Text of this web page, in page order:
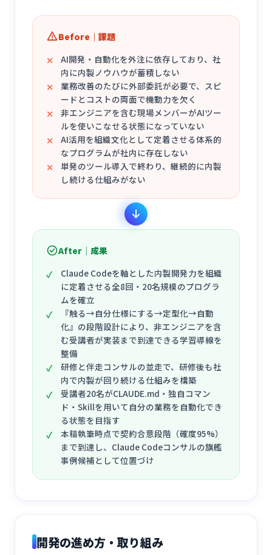
Before｜課題
AI開発・自動化を外注に依存しており、社
内に内製ノウハウが蓄積しない
業務改善のたびに外部委託が必要で、スピ
ードとコストの両面で機動力を欠く
非エンジニアを含む現場メンバーがAIツー
ルを使いこなせる状態になっていない
AI活用を組織文化として定着させる体系的
なプログラムが社内に存在しない
単発のツール導入で終わり、継続的に内製
し続ける仕組みがない
After｜成果
Claude Codeを軸とした内製開発力を組織
に定着させる全8回・20名規模のプログラ
ムを確立
『触る→自分仕様にする→定型化→自動
化』の段階設計により、非エンジニアを含
む受講者が実装まで到達できる学習導線を
整備
研修と伴走コンサルの並走で、研修後も社
内で内製が回り続ける仕組みを構築
受講者20名がCLAUDE.md・独自コマン
ド・Skillを用いて自分の業務を自動化でき
る状態を目指す
本稿執筆時点で契約合意段階（確度95%）
まで到達し、Claude Codeコンサルの旗艦
事例候補として位置づけ
開発の進め方・取り組み